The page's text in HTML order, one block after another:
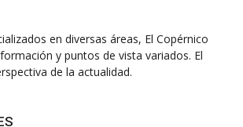
en diversas áreas, El Copérnico
y puntos de vista variados. El
de la actualidad.